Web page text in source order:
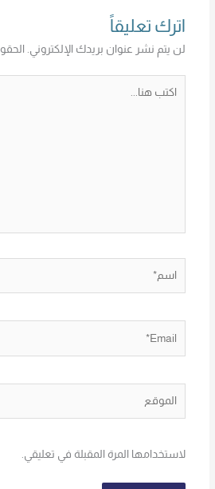
اترك تعليقاً
لن يتم نشر عنوان بريدك الإلكتروني.
لاستخدامها المرة المقبلة في تعليقي.